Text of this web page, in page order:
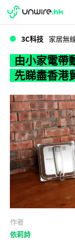
WWDC 2026
3C科技 家居無
由小家電帶
先睇盡香港
作者
依莉詩